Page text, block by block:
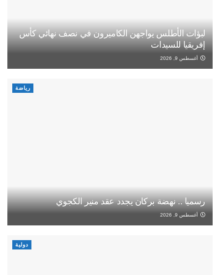
لبؤات الأطلس يواجهن الكاميرون في نصف نهائي كأس
إفريقيا للسيدات
أغسطس 9, 2026
رياضة
رسميا .. نهضة بركان يجدد عقد منير الكجوي
أغسطس 9, 2026
دولية